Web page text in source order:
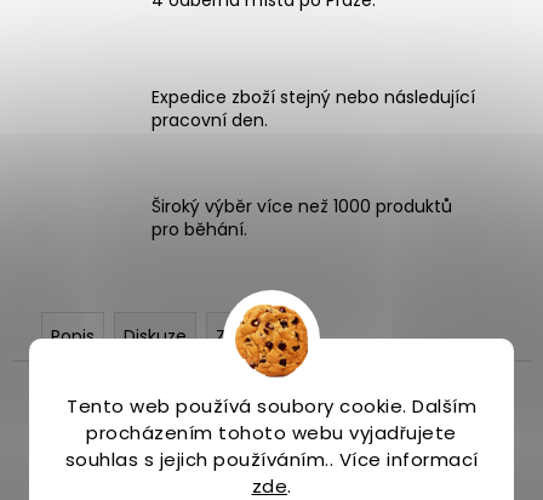
Tento web používá soubory cookie. Dalším
procházením tohoto webu vyjadřujete
souhlas s jejich používáním.. Více informací
zde.
Expedice zboží stejný nebo následující
pracovní den.
Široký výběr více než 1000 produktů
pro běhání.
Popis Diskuze Značka